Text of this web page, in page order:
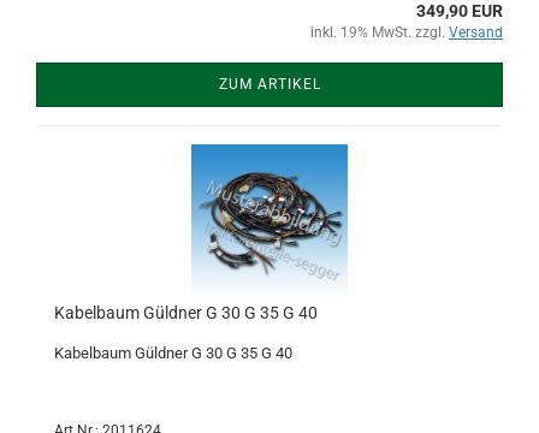
349,90 EUR
inkl. 19% MwSt. zzgl. Versand
ZUM ARTIKEL
Kabelbaum Güldner G 30 G 35 G 40
Kabelbaum Güldner G 30 G 35 G 40